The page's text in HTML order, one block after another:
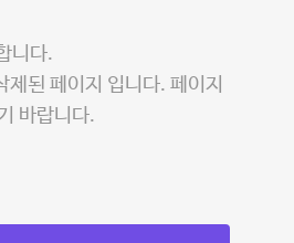
니다.
된 페이지 입니다. 페이지
바랍니다.